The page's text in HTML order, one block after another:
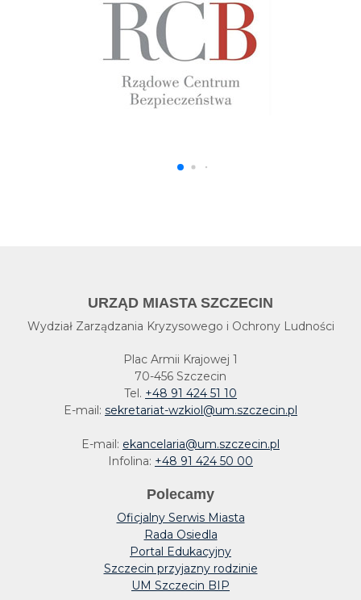
URZĄD MIASTA SZCZECIN
Wydział Zarządzania Kryzysowego i Ochrony Ludności
Plac Armii Krajowej 1
70-456 Szczecin
Tel. +48 91 424 51 10
E-mail: sekretariat-wzkiol@um.szczecin.pl
E-mail: ekancelaria@um.szczecin.pl
Infolina: +48 91 424 50 00
Polecamy
Oficjalny Serwis Miasta
Rada Osiedla
Portal Edukacyjny
Szczecin przyjazny rodzinie
UM Szczecin BIP